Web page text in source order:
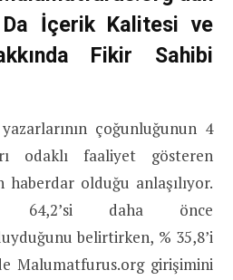
İçerik Kalitesi ve
Fikir Sahibi
çoğunluğunun 4
odaklı faaliyet gösteren
haberdar olduğu anlaşılıyor.
64,2’si daha önce
belirtirken, % 35,8’i
Malumatfurus.org girişimini